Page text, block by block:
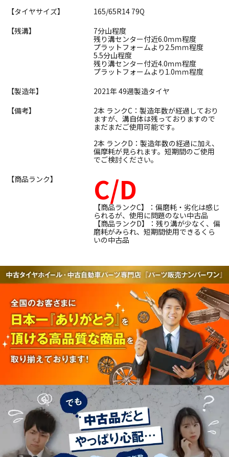
【タイヤサイズ】
165/65R14 79Q
【残溝】
7分山程度
残り溝センター付近6.0ｍｍ程度
プラットフォームより2.5ｍｍ程度
5.5分山程度
残り溝センター付近4.0ｍｍ程度
プラットフォームより1.0ｍｍ程度
【製造年】
2021年 49週製造タイヤ
【備考】
2本 ランクC：製造年数が経過しており
ますが、溝自体は残っておりますので
まだまだご使用可能です。
2本 ランクD：製造年数の経過に加え、
偏摩耗が見られます。短期間のご使用
でご検討ください。
【商品ランク】
C/D
【商品ランクC】：偏磨耗・劣化は感じ
られるが、使用に問題のない中古品
【商品ランクD】：残り溝が少なく、偏
磨耗がみられ、短期間使用できるくら
いの中古品